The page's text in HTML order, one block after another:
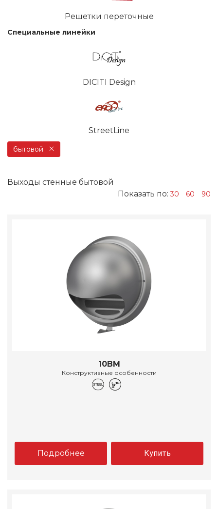
Решетки переточные
Специальные линейки
DICITI Design
StreetLine
бытовой
Выходы стенные бытовой
Показать по:30 60 90
10ВМ
Конструктивные особенности
Подробнее Купить